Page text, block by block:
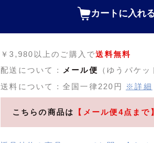
カートに入れ
￥3,980以上のご購入で送料無料
配送について： メール便
（ゆうパケ
送料について：全国一律220円
※詳細
こちらの商品は 【メール便4点まで